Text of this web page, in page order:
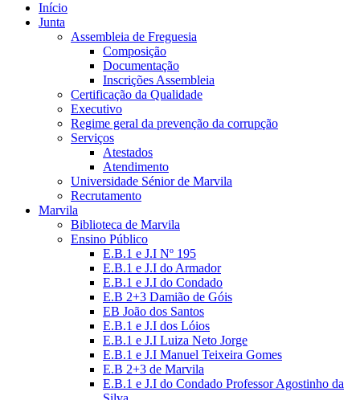
Início
Junta
Assembleia de Freguesia
Composição
Documentação
Inscrições Assembleia
Certificação da Qualidade
Executivo
Regime geral da prevenção da corrupção
Serviços
Atestados
Atendimento
Universidade Sénior de Marvila
Recrutamento
Marvila
Biblioteca de Marvila
Ensino Público
E.B.1 e J.I Nº 195
E.B.1 e J.I do Armador
E.B.1 e J.I do Condado
E.B 2+3 Damião de Góis
EB João dos Santos
E.B.1 e J.I dos Lóios
E.B.1 e J.I Luiza Neto Jorge
E.B.1 e J.I Manuel Teixeira Gomes
E.B 2+3 de Marvila
E.B.1 e J.I do Condado Professor Agostinho da